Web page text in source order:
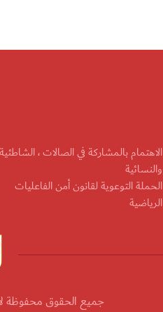
الاهتمام بالمشاركة في الصالات ، الشاطئية
والنسائية
الحملة التوعوية لقانون أمن الفاعليات
الرياضية
جميع الحقوق محفوظة